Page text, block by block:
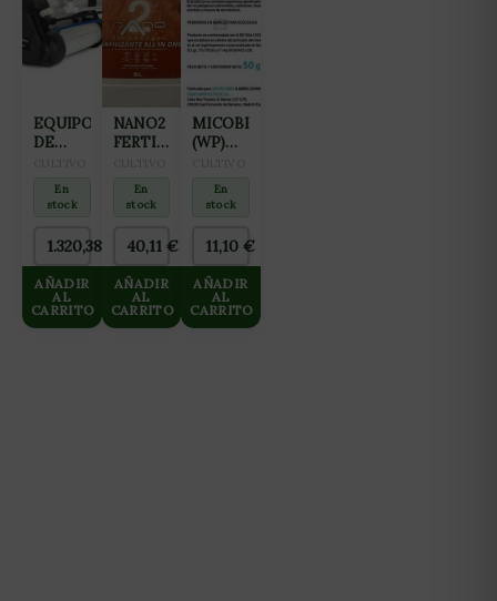
EQUIPO
DE
INVERSA
GROWMAX
L/DIA
HASTA
125 L/H
En
stock
1.320,38
AÑADIR
AL
CARRITO
NANO2
FERTILIZANTE
ONE
(FLORACIÓN
FINALIZACIÓN)
10L
En
stock
40,11 €
AÑADIR
AL
CARRITO
MICOBIOMA
(WP)
En
stock
11,10€
AÑADIR
AL
CARRITO